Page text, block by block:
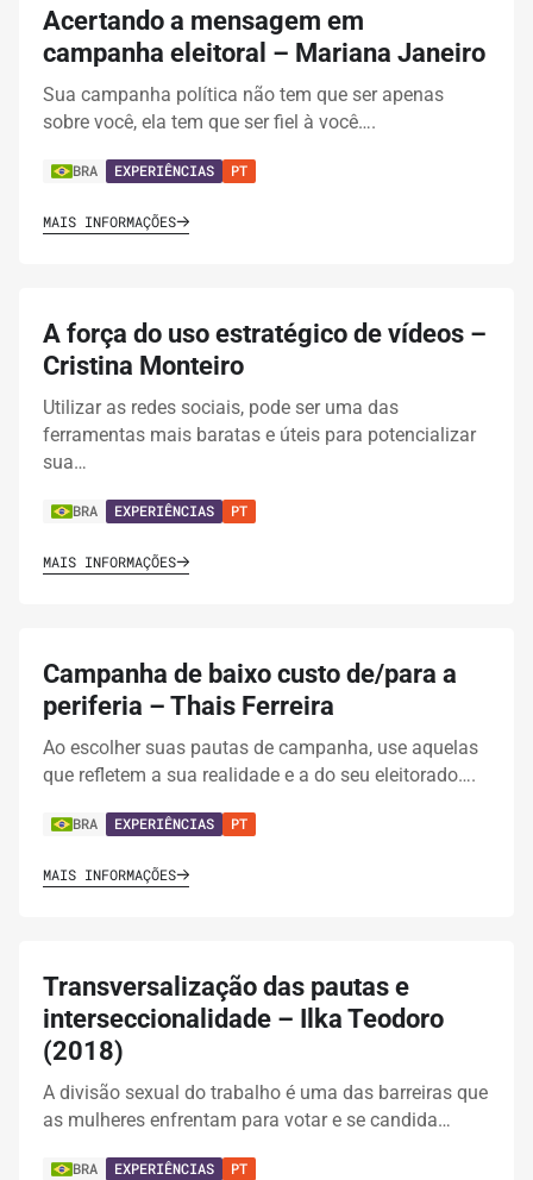
Acertando a mensagem em
campanha eleitoral – Mariana Janeiro
Sua campanha política não tem que ser apenas
sobre você, ela tem que ser fiel à você….
BRA EXPERIÊNCIAS PT
MAIS INFORMAÇÕES
A força do uso estratégico de vídeos –
Cristina Monteiro
Utilizar as redes sociais, pode ser uma das
ferramentas mais baratas e úteis para potencializar
sua…
BRA EXPERIÊNCIAS PT
MAIS INFORMAÇÕES
Campanha de baixo custo de/para a
periferia – Thais Ferreira
Ao escolher suas pautas de campanha, use aquelas
que refletem a sua realidade e a do seu eleitorado….
BRA EXPERIÊNCIAS PT
MAIS INFORMAÇÕES
Transversalização das pautas e
interseccionalidade – Ilka Teodoro
(2018)
A divisão sexual do trabalho é uma das barreiras que
as mulheres enfrentam para votar e se candida…
BRA EXPERIÊNCIAS PT